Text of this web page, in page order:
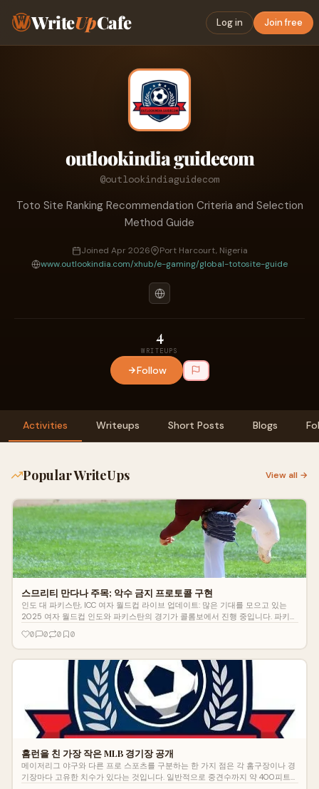
WriteUpCafe Log in Join free
outlookindia guidecom
@outlookindiaguidecom
Toto Site Ranking Recommendation Criteria and Selection
Method Guide
Joined Apr 2026
Port Harcourt, Nigeria
www.outlookindia.com/xhub/e-gaming/global-totosite-guide
4
WRITEUPS
Follow
Activities Writeups Short Posts Blogs
Popular WriteUps View all →
스므리티 만다나 주목; 악수 금지 프로토콜 구현
인도 대 파키스탄, ICC 여자 월드컵 라이브 업데이트: 많은 기대를 모으고 있는
2025 여자 월드컵 인도와 파키스탄의 경기가 콜롬보에서 진행 중입니다. 파키스
는 스므리티 만다나와 프라티카 라왈이 2오버...
0 0 0 0
홈런을 친 가장 작은 MLB 경기장 공개
메이저리그 야구와 다른 프로 스포츠를 구분하는 한 가지 점은 각 홈구장이나 경
기장마다 고유한 치수가 있다는 것입니다. 일반적으로 중견수까지 약 400피트